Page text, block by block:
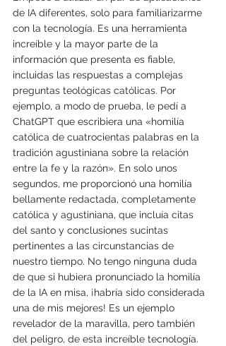
de IA diferentes, solo para familiarizarme
con la tecnología. Es una herramienta
increíble y la mayor parte de la
información que presenta es fiable,
incluidas las respuestas a complejas
preguntas teológicas católicas. Por
ejemplo, a modo de prueba, le pedí a
ChatGPT que escribiera una «homilía
católica de cuatrocientas palabras en la
tradición agustiniana sobre la relación
entre la fe y la razón». En solo unos
segundos, me proporcionó una homilía
bellamente redactada, completamente
católica y agustiniana, que incluía citas
del santo y conclusiones sucintas
pertinentes a las circunstancias de
nuestro tiempo. No tengo ninguna duda
de que si hubiera pronunciado la homilía
de la IA en misa, ¡habría sido considerada
una de mis mejores! Es un ejemplo
revelador de la maravilla, pero también
del peligro, de esta increíble tecnología.